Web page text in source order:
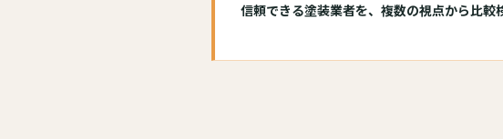
信頼できる塗装業者を、複数の視点から比較